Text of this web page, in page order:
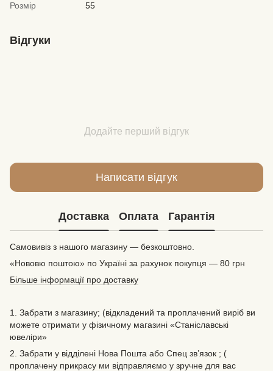
Розмір
55
Відгуки
Додайте перший відгук
Написати відгук
Доставка Оплата Гарантія
Самовивіз з нашого магазину — безкоштовно.
«Нововю поштою» по Україні за рахунок покупця — 80 грн
Більше інформації про доставку
1. Забрати з магазину; (відкладений та проплачений виріб ви
можете отримати у фізичному магазині «Станіславські
ювеліри»
2. Забрати у відділені Нова Пошта або Спец зв’язок ; (
проплачену прикрасу ми відправляємо у зручне для вас